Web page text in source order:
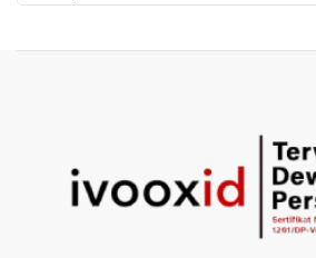
Kemenko IPK Sebut Sudah Ada Kajian
Kereta Cepat ke Surabaya